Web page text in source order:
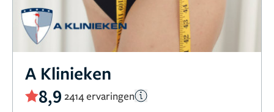
A Klinieken
8,9 2414 ervaringen